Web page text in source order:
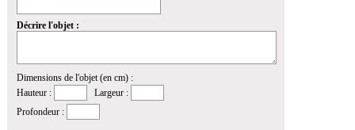
Décrire l'objet :
Dimensions de l'objet (en cm) :
Hauteur :
Largeur :
Profondeur :